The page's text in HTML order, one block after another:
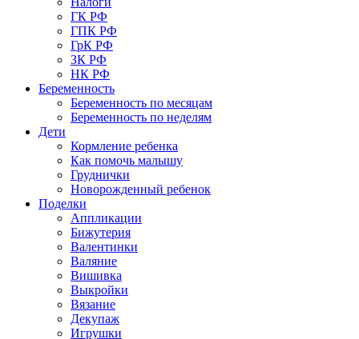
ГК РФ
ГПК РФ
ГрК РФ
ЗК РФ
НК РФ
Беременность
Беременность по месяцам
Беременность по неделям
Дети
Кормление ребенка
Как помочь малышу
Груднички
Новорожденный ребенок
Поделки
Аппликации
Бижутерия
Валентинки
Валяние
Вишивка
Выкройки
Вязание
Декупаж
Игрушки